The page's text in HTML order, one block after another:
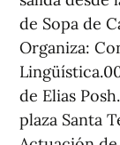
de Sopa de
Organiza:
de Elias
plaza Santa